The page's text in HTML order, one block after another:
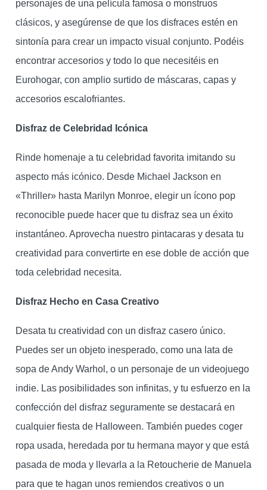
personajes de una película famosa o monstruos
clásicos, y asegúrense de que los disfraces estén en
sintonía para crear un impacto visual conjunto. Podéis
encontrar accesorios y todo lo que necesitéis en
Eurohogar, con amplio surtido de máscaras, capas y
accesorios escalofriantes.
Disfraz de Celebridad Icónica
Rinde homenaje a tu celebridad favorita imitando su
aspecto más icónico. Desde Michael Jackson en
«Thriller» hasta Marilyn Monroe, elegir un ícono pop
reconocible puede hacer que tu disfraz sea un éxito
instantáneo. Aprovecha nuestro pintacaras y desata tu
creatividad para convertirte en ese doble de acción que
toda celebridad necesita.
Disfraz Hecho en Casa Creativo
Desata tu creatividad con un disfraz casero único.
Puedes ser un objeto inesperado, como una lata de
sopa de Andy Warhol, o un personaje de un videojuego
indie. Las posibilidades son infinitas, y tu esfuerzo en la
confección del disfraz seguramente se destacará en
cualquier fiesta de Halloween. También puedes coger
ropa usada, heredada por tu hermana mayor y que está
pasada de moda y llevarla a la Retoucherie de Manuela
para que te hagan unos remiendos creativos o un